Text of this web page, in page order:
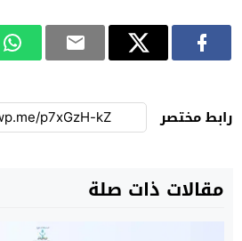
رابط مختصر
مقالات ذات صلة